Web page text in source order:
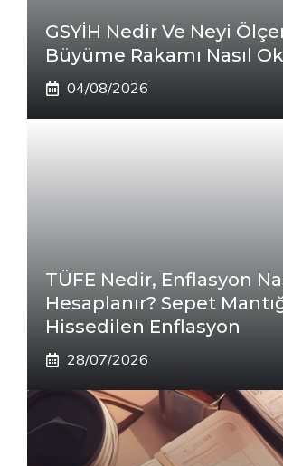
GSYİH Nedir Ve Neyi
Büyüme Rakamı Nasıl
04/08/2026
TÜFE Nedir, Enflasyon
Hesaplanır? Sepet
Hissedilen Enflasyon
28/07/2026